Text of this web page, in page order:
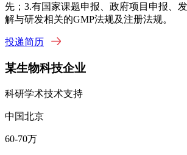
先；3.有国家课题申报、政府项目申报、
解与研发相关的GMP法规及注册法规。
投递简历
某生物科技企业
科研学术技术支持
中国北京
60-70万